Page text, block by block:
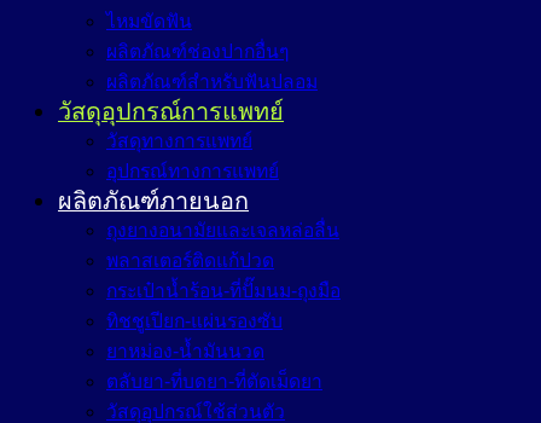
ไหมขัดฟัน
ผลิตภัณฑ์ช่องปากอื่นๆ
ผลิตภัณฑ์สำหรับฟันปลอม
วัสดุอุปกรณ์การแพทย์
วัสดุทางการแพทย์
อุปกรณ์ทางการแพทย์
ผลิตภัณฑ์ภายนอก
ถุงยางอนามัยและเจลหล่อลื่น
พลาสเตอร์ติดแก้ปวด
กระเป๋าน้ำร้อน-ที่ปั๊มนม-ถุงมือ
ทิชชูเปียก-แผ่นรองซับ
ยาหม่อง-น้ำมันนวด
ตลับยา-ที่บดยา-ที่ตัดเม็ดยา
วัสดุอุปกรณ์ใช้ส่วนตัว